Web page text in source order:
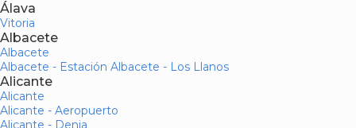
Álava
Vitoria
Albacete
Albacete
Albacete - Estación Albacete - Los Llanos
Alicante
Alicante
Alicante - Aeropuerto
Alicante - Denia